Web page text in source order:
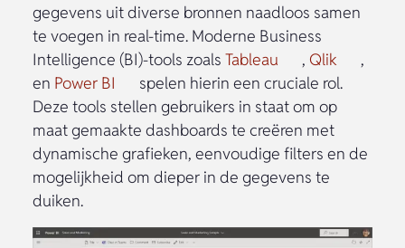
gegevens uit diverse bronnen naadloos samen
te voegen in real-time. Moderne Business
Intelligence (BI)-tools zoals Tableau , Qlik
,
en Power BI
spelen hierin een cruciale rol.
Deze tools stellen gebruikers in staat om op
maat gemaakte dashboards te creëren met
dynamische grafieken, eenvoudige filters en de
mogelijkheid om dieper in de gegevens te
duiken.